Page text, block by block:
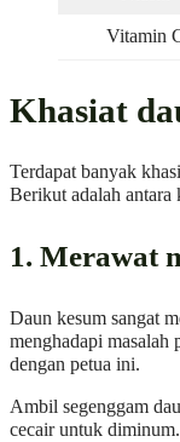
Vitamin
Khasiat
Terdapat banyak
Berikut adalah antara
1. Merawat
Daun kesum sangat
menghadapi masalah
dengan petua ini.
Ambil segenggam
cecair untuk diminum.